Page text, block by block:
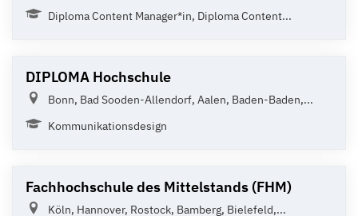
Diploma Content Manager*in, Diploma Content...
DIPLOMA Hochschule
Bonn, Bad Sooden-Allendorf, Aalen, Baden-Baden,...
Kommunikationsdesign
Fachhochschule des Mittelstands (FHM)
Köln, Hannover, Rostock, Bamberg, Bielefeld,...